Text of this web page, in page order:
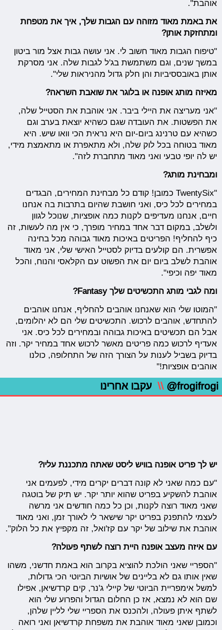
אוהבת".
את באמת מאוד מזוהה עם הגבות שלך, איך את מטפחת
ומתחזקת אותן?
"טיפוח הגבות מאוד חשוב לי. אני עושה גבות אצל מור ביטון
במשך שנים, וגם משתמשת בג'ל לגבות שלה. אני מסרקת
אותן באובססיביות והן חלק גדול מהניראות שלי".
מאיזה מותג אופנה או בלוגר את שואבת השראה?
"אני מעריצה את היילי ביבר. אני אוהבת את הסטייל שלה,
את הפשטות. את העובדה שגם כשהיא יוצאת בערב וגם
כשהיא עם טרנינג ביום-יום היא נראית הכי וואו שיש. היא
מאוד בטוחה בכל לוק שלה, ולא מתאפרת או מתאמצת מידי,
יש לה יופי טבעי ואני מאוד מתחברת לזה".
ומבחינת מותג?
"TwentySix כמובן! קודם כל מבחינת המחירים, הבגדים
במחירים לכל כיס, ואני חושבת שהיום בתרבות בה אנחנו
חיים, אנחנו מעדיפים לקנות כמה אופציות, שנוכל לגוון
ולשלב, במקום דבר אחד במחיר מופרך, כי אין מה לעשות, זה
כיף להחליף! הפריטים באיכות מאוד גבוהה מכל בחינה
אפשרית. הם קולעים בדיוק לסטייל האישי שלי, אני מאוד
אוהבת לשלב ביום יום את הפשוט עם הקלאסי והנוח, והכל
מאוד יפה וכיפי".
ומה לגבי מותג התכשיטים שלך Fantasy?
"המוטו שלי הוא שאנחנו אוהבים להחליף, אנחנו אוהבים
להתחדש, אוהבים לרכוש. התכשיטים שלי הם לא יהלומים,
אבל הם תכשיטים באיכות גבוהה ובמחירים לכל כיס. אני
אעדיף לרכוש כמה פריטים מאשר לרכוש אחד במחיר יקר. וזה
בדיוק בשביל לענות על הצורך הזה של התחלופה, כולנו
אוהבים אופציות!"
@frogifrogi
\\ עקבו אחרינו
יש לך פריט אופנה בוויש ליסט שאתה מתכננת עליו?
"עם כמה שאני לא קונה דברים יקרים מידי, לפעמים אני
אוהבת להשקיע בפריט שהוא יותר יקר. יש תיק של בוטגה
שאני מאוד רוצה לקנות, וכן כל כמה חודשים אני מרשה
לעצמי להתפנק בפריט יקר שישאר לי לאורך זמן, ואני מאוד
אוהבת את שילוב של יקר עם קז'ואל, זה מקפיץ את כל הלוק".
עם איזה מעצב אופנה היית רוצה לשתף פעולה?
"הספריי שאני הולכת להוציא בקרוב הוא באמת חדשני, משהו
שאין אותו גם לא בליינים של אושיות הביוטי הכי גדולות,
למשל אימפריית הביוטי של קיילי ג'נר, קים קרדשיאן, אפילו
שם הוא לא נמצא, אז כן החלום הגדול והפרוע שלי הוא
לשתף איתן פעולה, ולהכנס את הספריי שלי לליין שלהן,
וכמובן שאני מאוד אוהבת את משפחת קרדשיאן ואני רואה